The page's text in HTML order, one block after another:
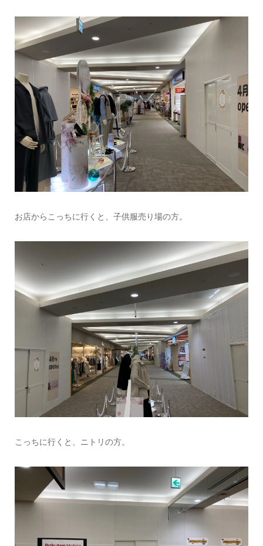
お店からこっちに行くと、子供服売り場の方。
こっちに行くと、ニトリの方。